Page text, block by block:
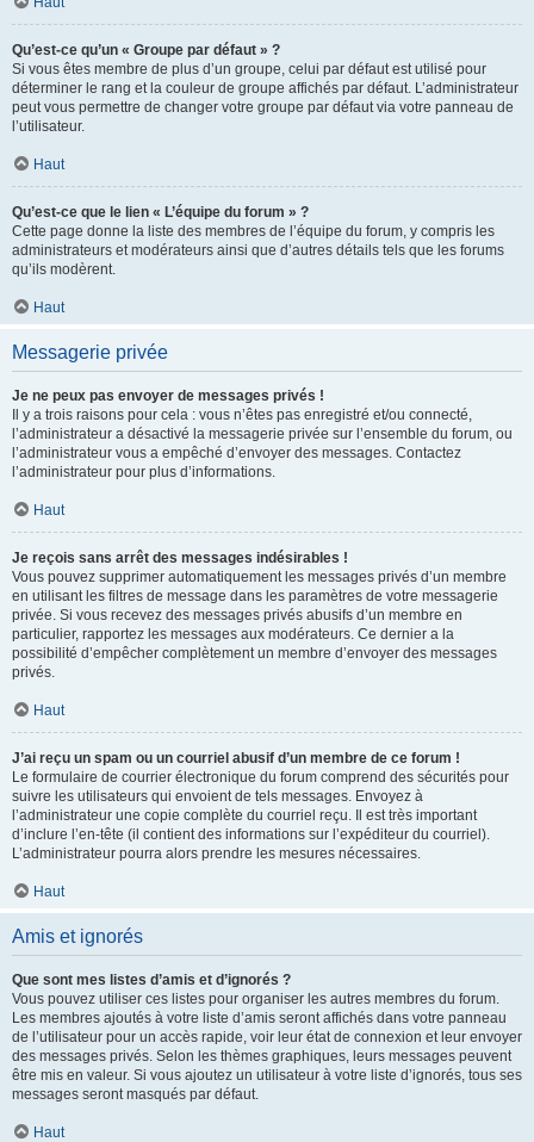
Qu’est-ce qu’un « Groupe par défaut » ?
Si vous êtes membre de plus d’un groupe, celui par défaut est utilisé pour
déterminer le rang et la couleur de groupe affichés par défaut. L’administrateur
peut vous permettre de changer votre groupe par défaut via votre panneau de
l’utilisateur.
Haut
Qu’est-ce que le lien « L’équipe du forum » ?
Cette page donne la liste des membres de l’équipe du forum, y compris les
administrateurs et modérateurs ainsi que d’autres détails tels que les forums
qu’ils modèrent.
Haut
Messagerie privée
Je ne peux pas envoyer de messages privés !
Il y a trois raisons pour cela : vous n’êtes pas enregistré et/ou connecté,
l’administrateur a désactivé la messagerie privée sur l’ensemble du forum, ou
l’administrateur vous a empêché d’envoyer des messages. Contactez
l’administrateur pour plus d’informations.
Haut
Je reçois sans arrêt des messages indésirables !
Vous pouvez supprimer automatiquement les messages privés d’un membre
en utilisant les filtres de message dans les paramètres de votre messagerie
privée. Si vous recevez des messages privés abusifs d’un membre en
particulier, rapportez les messages aux modérateurs. Ce dernier a la
possibilité d’empêcher complètement un membre d’envoyer des messages
privés.
Haut
J’ai reçu un spam ou un courriel abusif d’un membre de ce forum !
Le formulaire de courrier électronique du forum comprend des sécurités pour
suivre les utilisateurs qui envoient de tels messages. Envoyez à
l’administrateur une copie complète du courriel reçu. Il est très important
d’inclure l’en-tête (il contient des informations sur l’expéditeur du courriel).
L’administrateur pourra alors prendre les mesures nécessaires.
Haut
Amis et ignorés
Que sont mes listes d’amis et d’ignorés ?
Vous pouvez utiliser ces listes pour organiser les autres membres du forum.
Les membres ajoutés à votre liste d’amis seront affichés dans votre panneau
de l’utilisateur pour un accès rapide, voir leur état de connexion et leur envoyer
des messages privés. Selon les thèmes graphiques, leurs messages peuvent
être mis en valeur. Si vous ajoutez un utilisateur à votre liste d’ignorés, tous ses
messages seront masqués par défaut.
Haut